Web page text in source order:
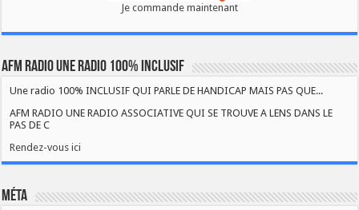
Je commande maintenant
AFM RADIO UNE RADIO 100% INCLUSIF
Une radio 100% INCLUSIF QUI PARLE DE HANDICAP MAIS PAS QUE...
AFM RADIO UNE RADIO ASSOCIATIVE QUI SE TROUVE A LENS DANS LE
PAS DE C
Rendez-vous ici
Méta